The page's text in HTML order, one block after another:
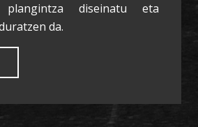
plangintza diseinatu eta
da.